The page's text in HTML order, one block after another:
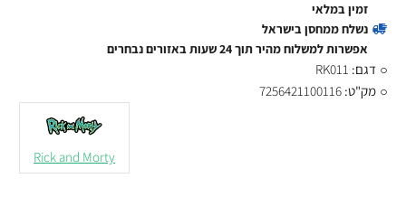
זמין במלאי
נשלח ממחסן בישראל
אפשרות למשלוח מהיר תוך 24 שעות באזורים נבחרים
דגם: RK011
מק"ט: 7256421100116
Rick and Morty